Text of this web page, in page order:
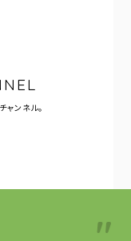
ンネル。